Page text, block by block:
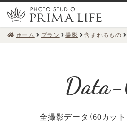
ホーム プラン 撮影 含まれるもの
全撮影データ（60カッ